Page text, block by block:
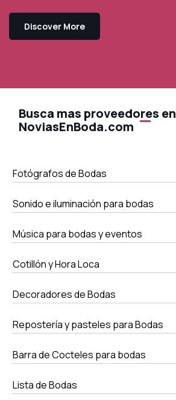
Discover More
Busca mas proveedores en
NoviasEnBoda.com
Fotógrafos de Bodas
Sonido e iluminación para bodas
Música para bodas y eventos
Cotillón y Hora Loca
Decoradores de Bodas
Repostería y pasteles para Bodas
Barra de Cocteles para bodas
Lista de Bodas